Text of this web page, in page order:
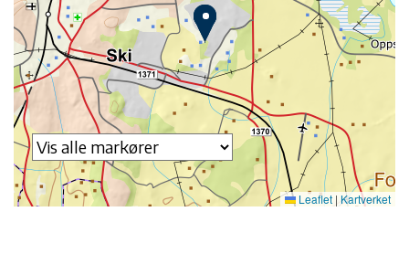
Leaflet | Kartverket